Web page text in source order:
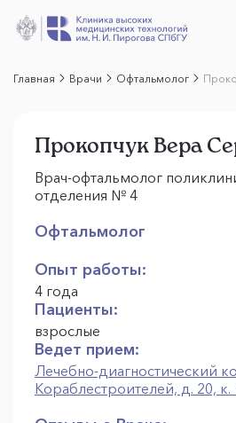
Главная Врачи Офтальмолог
Прокопчук Вера
Врач-офтальмолог
отделения № 4
Офтальмолог
Опыт работы:
4 года
Пациенты:
взрослые
Ведет прием:
Лечебно-диагностический
Кораблестроителей, д. 20, к.